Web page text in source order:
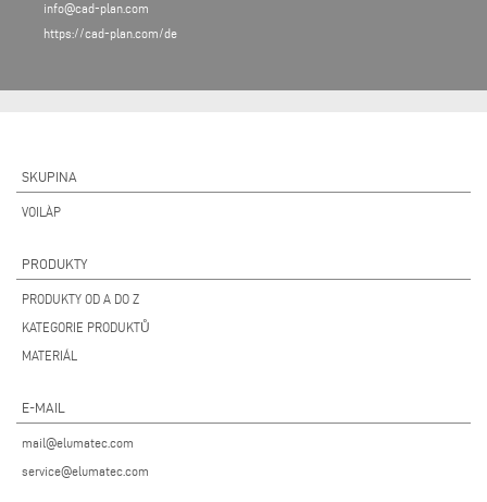
info@cad-plan.com
https://cad-plan.com/de
SKUPINA
VOILÀP
PRODUKTY
PRODUKTY OD A DO Z
KATEGORIE PRODUKTŮ
MATERIÁL
E-MAIL
mail@elumatec.com
service@elumatec.com